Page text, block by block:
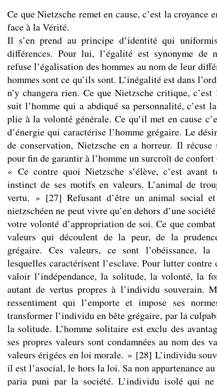
Ce que Nietzsche remet en cause, c’est la croyance
face à la Vérité.
Il s’en prend au principe d’identité qui
différences. Pour lui, l’égalité est synonyme de
refuse l’égalisation des hommes au nom de leur
hommes sont ce qu’ils sont. L’inégalité est dans
n’y changera rien. Ce que Nietzsche critique,
suit l’homme qui a abdiqué sa personnalité, c’est
plie à la volonté générale. Ce qu’il met en cause
d’énergie qui caractérise l’homme grégaire. Le
de conservation, Nietzsche en a horreur. Il
pour fin de garantir à l’homme un surcroît de confort
« Ce contre quoi Nietzsche s’élève, c’est avant
instinct de ses motifs en valeurs. L’animal de
vertu. » [27] Refusant d’être un animal social
nietzschéen ne peut vivre qu’en dehors d’une
votre volonté d’appropriation de soi. Ce que
valeurs qui découlent de la peur, de la
grégaire. Ces valeurs, ce sont l’obéissance, la
lesquelles caractérisent l’esclave. Pour lutter
valoir l’indépendance, la solitude, la volonté, la
autant de vertus propres à l’individu souverain.
ressentiment qui l’emporte et impose ses
transformer l’individu en bête grégaire, par la
la solitude. L’homme solitaire est exclu des
ses propres valeurs sont condamnées au nom des
valeurs érigées en loi morale. » [28] L’individu
il est l’asocial, le hors la loi. Sa non appartenance
paria puni par la société. L’individu isolé qui ne